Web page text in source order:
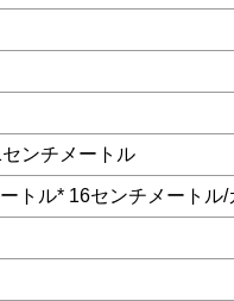
ンチメートル
トル* 16センチメートル